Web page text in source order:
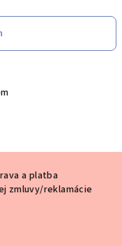
a platba
zmluvy/reklamácie